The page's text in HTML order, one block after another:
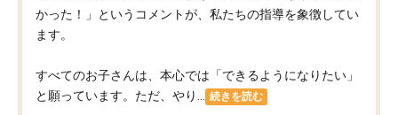
かった！」というコメントが、私たちの指導を象徴してい
ます。
すべてのお子さんは、本心では「できるようになりたい」
と願っています。ただ、やり...
続きを読む